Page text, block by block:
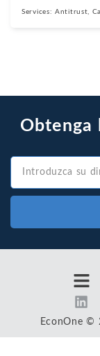
Services:Antitrust,
Obtenga
EconOne ©